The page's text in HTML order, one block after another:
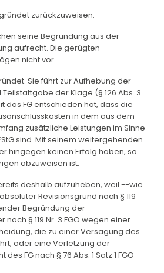
zurückzuweisen.
seine Begründung aus der
aufrecht. Die gerügten
nicht vor.
Sie führt zur Aufhebung der
der Klage (§ 126 Abs. 3
das FG entschieden hat, dass die
in dem aus dem
zusätzliche Leistungen im Sinne
sind. Mit seinem weitergehenden
hingegen keinen Erfolg haben, so
abzuweisen ist.
deshalb aufzuheben, weil --wie
Revisionsgrund nach § 119
Begründung der
§ 119 Nr. 3 FGO wegen einer
die zu einer Versagung des
oder eine Verletzung der
FG nach § 76 Abs. 1 Satz 1 FGO